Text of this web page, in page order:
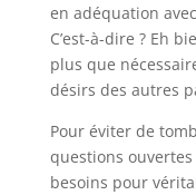
en adéquation
C’est-à-dire ? Eh
plus que
désirs des autres
Pour éviter de
questions ouvertes
besoins pour